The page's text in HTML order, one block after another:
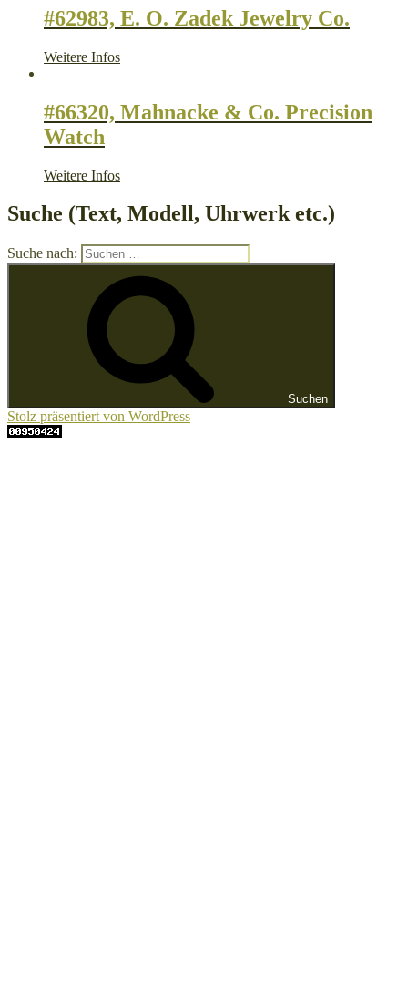
#62983, E. O. Zadek Jewelry Co.
Weitere Infos
#66320, Mahnacke & Co. Precision
Watch
Weitere Infos
Suche (Text, Modell, Uhrwerk etc.)
Suche nach:
Suchen
Stolz präsentiert von WordPress